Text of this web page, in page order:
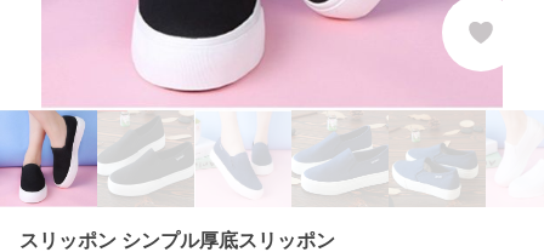
スリッポン シンプル厚底スリッポン